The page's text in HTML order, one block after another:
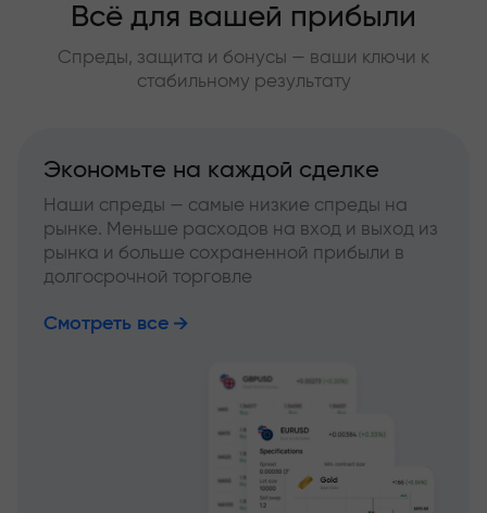
Всё для вашей прибыли
Спреды, защита и бонусы — ваши ключи к
стабильному результату
Экономьте на каждой сделке
Наши спреды — самые низкие спреды на
рынке. Меньше расходов на вход и выход из
рынка и больше сохраненной прибыли в
долгосрочной торговле
Смотреть все